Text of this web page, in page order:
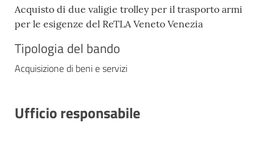
Acquisto di due valigie trolley per il trasporto armi
per le esigenze del ReTLA Veneto Venezia
Tipologia del bando
Acquisizione di beni e servizi
Ufficio responsabile